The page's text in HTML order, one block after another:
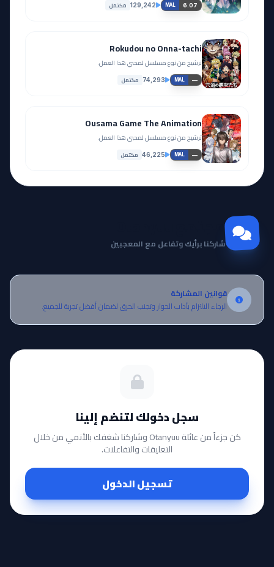
MAL 6.07
129,242 مكتمل
Rokudou no Onna-tachi
ترشيح من نوع مسلسل لمحبي هذا العمل.
MAL —
74,293 مكتمل
Ousama Game The Animation
ترشيح من نوع مسلسل لمحبي هذا العمل.
MAL —
46,225 مكتمل
مجتمع Otanyuu
شاركنا برأيك وتفاعل مع المعجبين
قوانين المشاركة
الرجاء الالتزام بآداب الحوار وتجنب الحرق لضمان أفضل تجربة للجميع.
سجل دخولك لتنضم إلينا
كن جزءاً من عائلة Otanyuu وشاركنا شغفك بالأنمي من خلال
التعليقات والتفاعلات.
تسجيل الدخول